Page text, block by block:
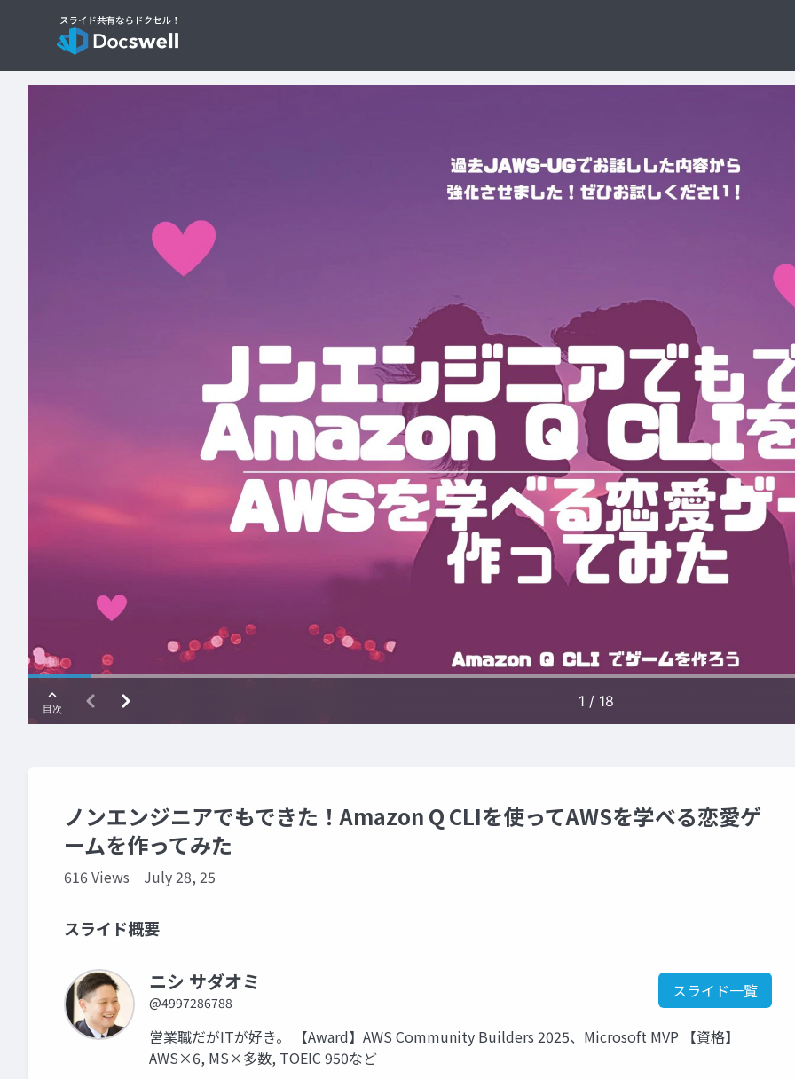
ノンエンジニアでもできた！Amazon Q CLIを使ってAWSを学べる恋愛ゲ
ームを作ってみた
616 Views July 28, 25
スライド概要
ニシ サダオミ
@4997286788
スライド一覧
営業職だがITが好き。 【Award】AWS Community Builders 2025、Microsoft MVP 【資格】
AWS×6, MS×多数, TOEIC 950など